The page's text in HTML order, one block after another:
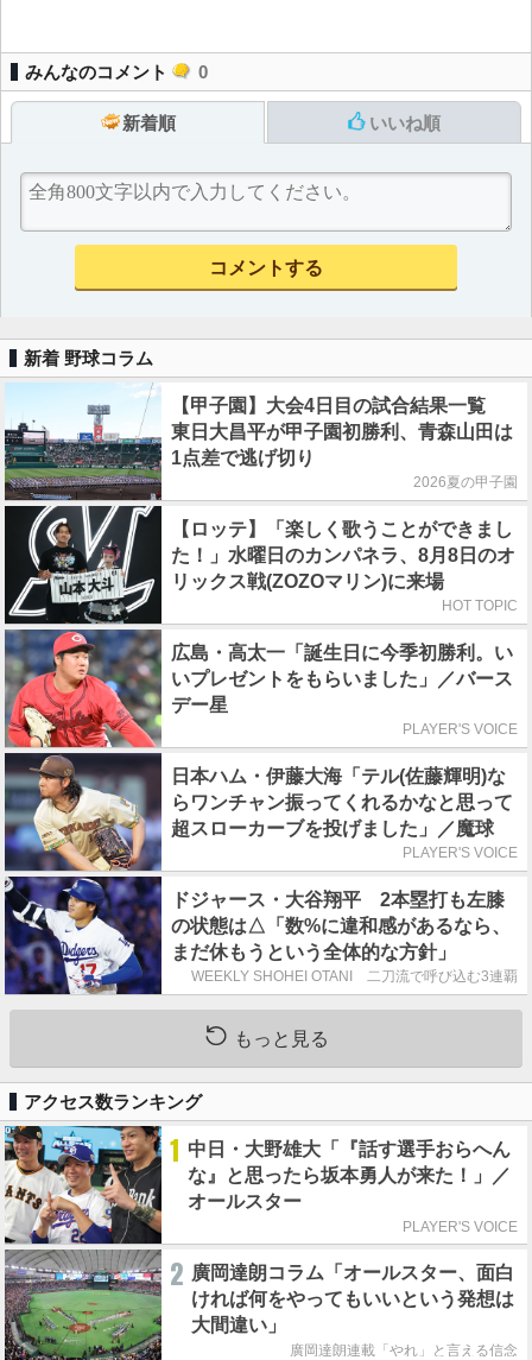
みんなのコメント 0
新着順 いいね順
新着 野球コラム
【甲子園】大会4日目の試合結果一覧
東日大昌平が甲子園初勝利、青森山田は
1点差で逃げ切り
2026夏の甲子園
【ロッテ】「楽しく歌うことができまし
た！」水曜日のカンパネラ、8月8日のオ
リックス戦(ZOZOマリン)に来場
HOT TOPIC
広島・高太一「誕生日に今季初勝利。い
いプレゼントをもらいました」／バース
デー星
PLAYER'S VOICE
日本ハム・伊藤大海「テル(佐藤輝明)な
らワンチャン振ってくれるかなと思って
超スローカーブを投げました」／魔球
PLAYER'S VOICE
ドジャース・大谷翔平 2本塁打も左膝
の状態は△「数%に違和感があるなら、
まだ休もうという全体的な方針」
WEEKLY SHOHEI OTANI 二刀流で呼び込む3連覇
もっと見る
アクセス数ランキング
1 中日・大野雄大「『話す選手おらへん
な』と思ったら坂本勇人が来た！」／
オールスター
PLAYER'S VOICE
2 廣岡達朗コラム「オールスター、面白
ければ何をやってもいいという発想は
大間違い」
廣岡達朗連載「やれ」と言える信念